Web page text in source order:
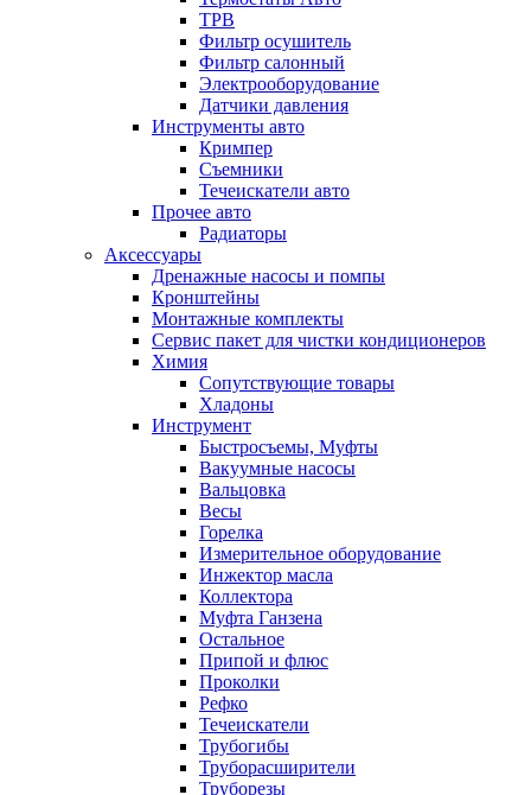
ТРВ
Фильтр осушитель
Фильтр салонный
Электрооборудование
Датчики давления
Инструменты авто
Кримпер
Съемники
Течеискатели авто
Прочее авто
Радиаторы
Аксессуары
Дренажные насосы и помпы
Кронштейны
Монтажные комплекты
Сервис пакет для чистки кондиционеров
Химия
Сопутствующие товары
Хладоны
Инструмент
Быстросъемы, Муфты
Вакуумные насосы
Вальцовка
Весы
Горелка
Измерительное оборудование
Инжектор масла
Коллектора
Муфта Ганзена
Остальное
Припой и флюс
Проколки
Рефко
Течеискатели
Трубогибы
Труборасширители
Труборезы